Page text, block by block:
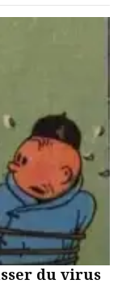
du virus